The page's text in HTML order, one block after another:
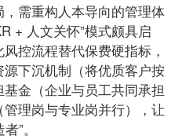
需重构人本导向的管理体
+ 人文关怀”模式颇具启
控流程替代保费硬指标，
下沉机制（将优质客户按
金（企业与员工共同承担
理岗与专业岗并行），让
”。